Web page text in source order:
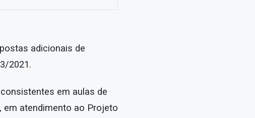
adicionais de
2021.
em aulas de
em atendimento ao Projeto